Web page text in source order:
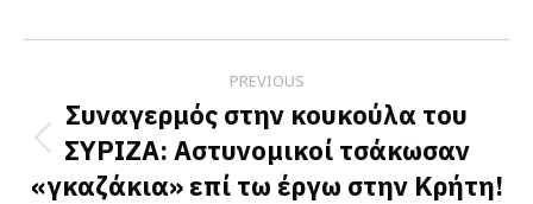
Facebook
X
LinkedIn
navigation
PREVIOUS
Previous
post:
Συναγερμός στην κουκούλα του
ΣΥΡΙΖΑ: Αστυνομικοί τσάκωσαν
«γκαζάκια» επί τω έργω στην Κρήτη!